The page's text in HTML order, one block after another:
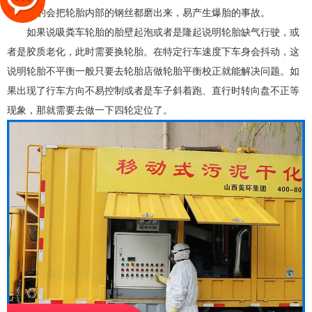
太严重的会把轮胎内部的钢丝都磨出来，易产生爆胎的事故。
如果说吸粪车轮胎的胎壁起泡或者是隆起说明轮胎缺气行驶，或
者是胶质老化，此时需要换轮胎。在特定行车速度下车身会抖动，这
说明轮胎不平衡一般只要去轮胎店做轮胎平衡校正就能解决问题。如
果出现了行车方向不易控制或者是车子斜着跑、直行时转向盘不正等
现象，那就需要去做一下四轮定位了。